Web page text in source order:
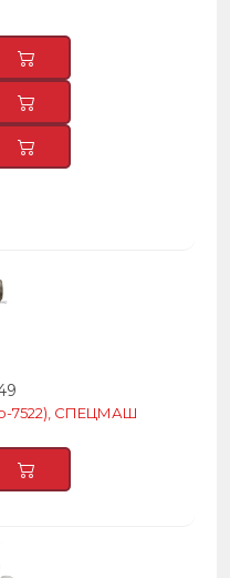
7522), СПЕЦМАШ